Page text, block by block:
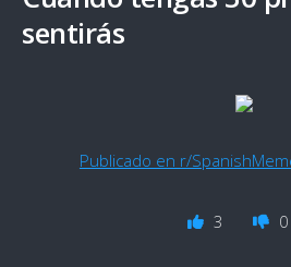
sentirás
Publicado en r/
3 0